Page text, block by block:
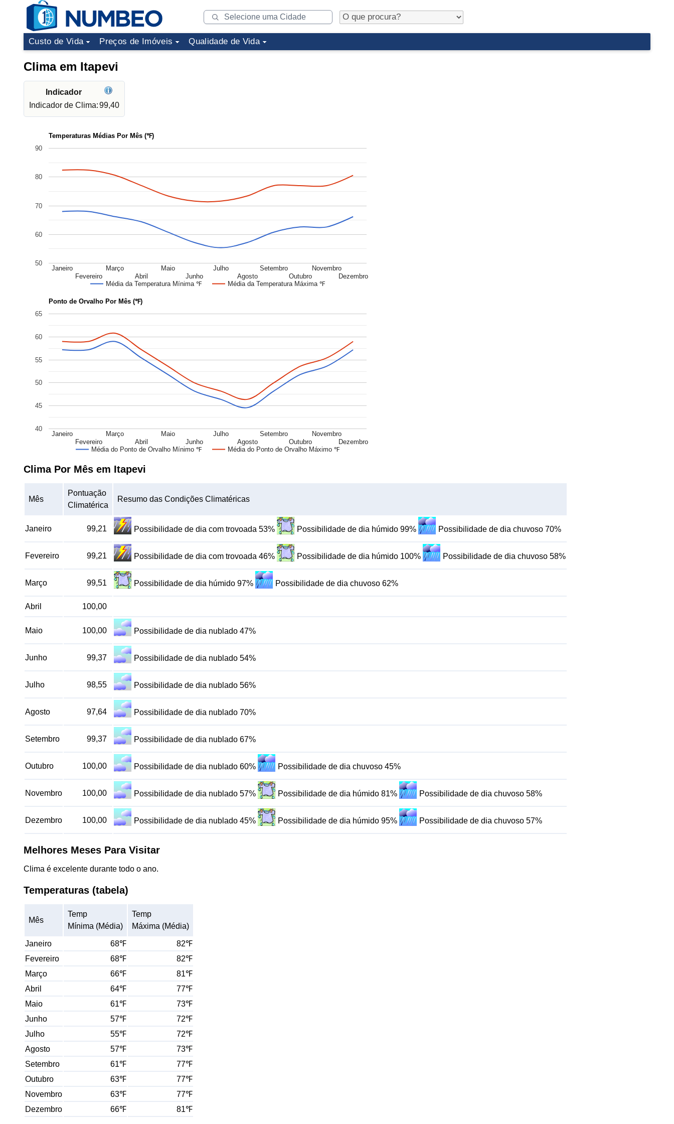
Custo de Vida Preços de Imóveis Qualidade de Vida
Clima em Itapevi
Indicador
Indicador de Clima:99,40
Temperaturas Médias Por Mês (℉)
Média da Temperatura Mínima ℉ Média da Temperatura Máxima ℉
Janeiro
Fevereiro
Março
Abril
Maio
Junho
Julho
Agosto
Setembro
Outubro
Novembro
Dezembro
50
60
70
80
90
Ponto de Orvalho Por Mês (℉)
Média do Ponto de Orvalho Mínimo ℉ Média do Ponto de Orvalho Máximo ℉
Janeiro
Fevereiro
Março
Abril
Maio
Junho
Julho
Agosto
Setembro
Outubro
Novembro
Dezembro
40
45
50
55
60
65
Clima Por Mês em Itapevi
Mês
Pontuação
Climatérica
Resumo das Condições Climatéricas
Janeiro 99,21 Possibilidade de dia com trovoada 53% Possibilidade de dia húmido 99% Possibilidade de dia chuvoso 70%
Fevereiro 99,21 Possibilidade de dia com trovoada 46% Possibilidade de dia húmido 100% Possibilidade de dia chuvoso 58%
Março 99,51 Possibilidade de dia húmido 97% Possibilidade de dia chuvoso 62%
Abril 100,00
Maio 100,00 Possibilidade de dia nublado 47%
Junho 99,37 Possibilidade de dia nublado 54%
Julho 98,55 Possibilidade de dia nublado 56%
Agosto 97,64 Possibilidade de dia nublado 70%
Setembro 99,37 Possibilidade de dia nublado 67%
Outubro 100,00 Possibilidade de dia nublado 60% Possibilidade de dia chuvoso 45%
Novembro 100,00 Possibilidade de dia nublado 57% Possibilidade de dia húmido 81% Possibilidade de dia chuvoso 58%
Dezembro 100,00 Possibilidade de dia nublado 45% Possibilidade de dia húmido 95% Possibilidade de dia chuvoso 57%
Melhores Meses Para Visitar
Clima é excelente durante todo o ano.
Temperaturas (tabela)
Mês
Temp
Mínima (Média)
Temp
Máxima (Média)
Janeiro 68℉
82℉
Fevereiro
68℉
82℉
Março
66℉
81℉
Abril
64℉
77℉
Maio
61℉
73℉
Junho
57℉
72℉
Julho
55℉
72℉
Agosto
57℉
73℉
Setembro
61℉
77℉
Outubro
63℉
77℉
Novembro
63℉
77℉
Dezembro
66℉ 81℉